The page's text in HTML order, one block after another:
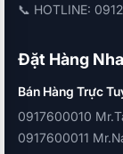
📞 HOTLINE:
Đặt Hàng
Bán Hàng Trực
0917600010
0917600011